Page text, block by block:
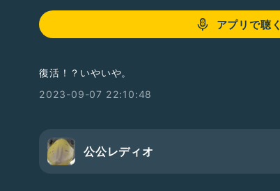
アプリで聴く
復活！？いやいや。
2023-09-07 22:10:48
公公レディオ